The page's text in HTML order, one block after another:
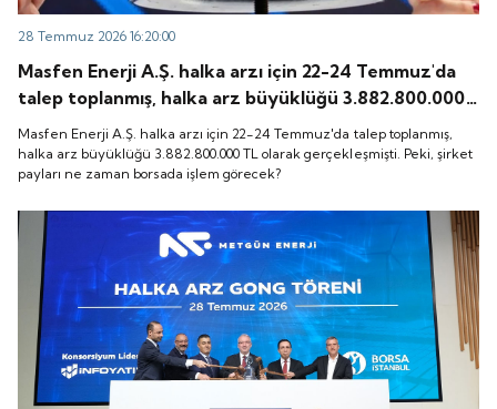
28 Temmuz 2026 16:20:00
Masfen Enerji A.Ş. halka arzı için 22-24 Temmuz'da
talep toplanmış, halka arz büyüklüğü 3.882.800.000
TL olarak gerçekleşmişti. Peki, şirket payları ne
zaman borsada işlem görecek?
Masfen Enerji A.Ş. halka arzı için 22-24 Temmuz'da talep toplanmış,
halka arz büyüklüğü 3.882.800.000 TL olarak gerçekleşmişti. Peki, şirket
payları ne zaman borsada işlem görecek?